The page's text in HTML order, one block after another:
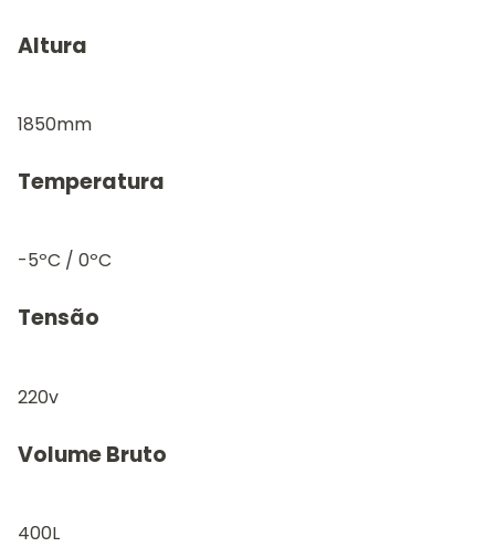
Altura
1850mm
Temperatura
-5ºC / 0ºC
Tensão
220v
Volume Bruto
400L